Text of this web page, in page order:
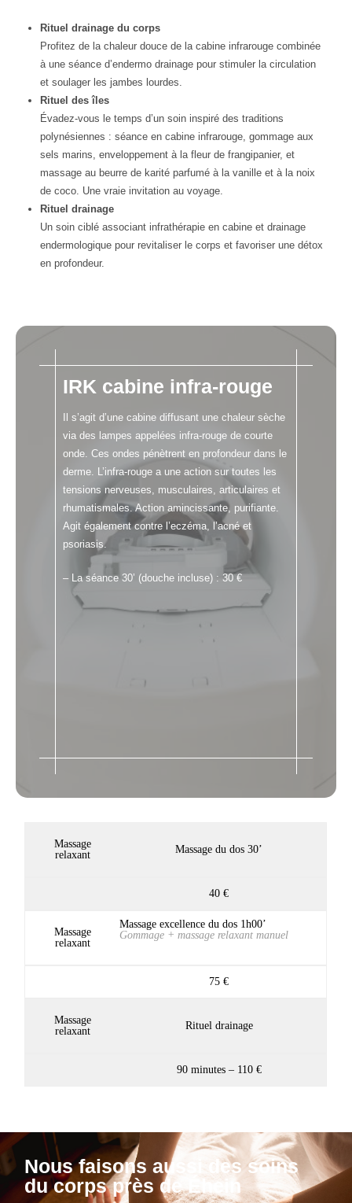
Rituel drainage du corps
Profitez de la chaleur douce de la cabine infrarouge combinée
à une séance d’endermo drainage pour stimuler la circulation
et soulager les jambes lourdes.
Rituel des îles
Évadez-vous le temps d’un soin inspiré des traditions
polynésiennes : séance en cabine infrarouge, gommage aux
sels marins, enveloppement à la fleur de frangipanier, et
massage au beurre de karité parfumé à la vanille et à la noix
de coco. Une vraie invitation au voyage.
Rituel drainage
Un soin ciblé associant infrathérapie en cabine et drainage
endermologique pour revitaliser le corps et favoriser une détox
en profondeur.
IRK cabine infra-rouge
Il s’agit d’une cabine diffusant une chaleur sèche
via des lampes appelées infra-rouge de courte
onde. Ces ondes pénètrent en profondeur dans le
derme. L’infra-rouge a une action sur toutes les
tensions nerveuses, musculaires, articulaires et
rhumatismales. Action amincissante, purifiante.
Agit également contre l’eczéma, l’acné et
psoriasis.
– La séance 30’ (douche incluse) : 30 €
Massage
relaxant
Massage du dos 30’
40 €
Massage
relaxant
Massage excellence du dos 1h00’
Gommage + massage relaxant manuel
75 €
Massage
relaxant
Rituel drainage
90 minutes – 110 €
Nous faisons aussi des soins
du corps près de Éhein